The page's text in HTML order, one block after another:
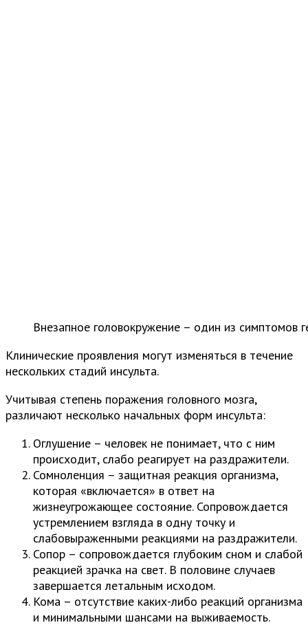
Внезапное головокружение – один из симптомов
Клинические проявления могут изменяться в течение
нескольких стадий инсульта.
Учитывая степень поражения головного мозга,
различают несколько начальных форм инсульта:
Оглушение – человек не понимает, что с ним
происходит, слабо реагирует на раздражители.
Сомноленция – защитная реакция организма,
которая «включается» в ответ на
жизнеугрожающее состояние. Сопровождается
устремлением взгляда в одну точку и
слабовыраженными реакциями на раздражители.
Сопор – сопровождается глубоким сном и слабой
реакцией зрачка на свет. В половине случаев
завершается летальным исходом.
Кома – отсутствие каких-либо реакций организма
и минимальными шансами на выживаемость.